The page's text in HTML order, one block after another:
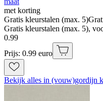
met korting
Gratis kleurstalen (max. 5)
Gratis kleurstalen (max. 5),
0.99
Prijs: 0.99 euro
Bekijk alles in (vouw)gordijn